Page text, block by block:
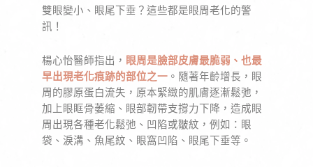
雙眼變小、眼尾下垂？這些都是眼周老化的警
訊！
楊心怡醫師指出， 眼周是臉部皮膚最脆弱、也最
早出現老化痕跡的部位之一 。隨著年齡增長，眼
周的膠原蛋白流失，原本緊緻的肌膚逐漸鬆弛，
加上眼眶骨萎縮、眼部韌帶支撐力下降，造成眼
周出現各種老化鬆弛、凹陷或皺紋，例如：眼
袋、淚溝、魚尾紋、眼窩凹陷、眼尾下垂等。